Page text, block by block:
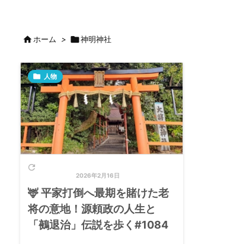
ホーム > 神明神社

2026年2月16日
 人物
🦌 平家打倒へ最期を賭けた老
将の意地！源頼政の人生と
「鵺退治」伝説を歩く#1084